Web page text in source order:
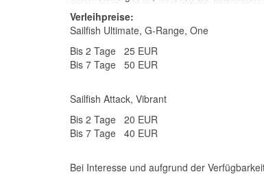
Verleihpreise:
Sailfish Ultimate, G-Range, One
Bis 2 Tage 25 EUR
Bis 7 Tage 50 EUR
Sailfish Attack, Vibrant
Bis 2 Tage 20 EUR
Bis 7 Tage 40 EUR
Bei Interesse und aufgrund der